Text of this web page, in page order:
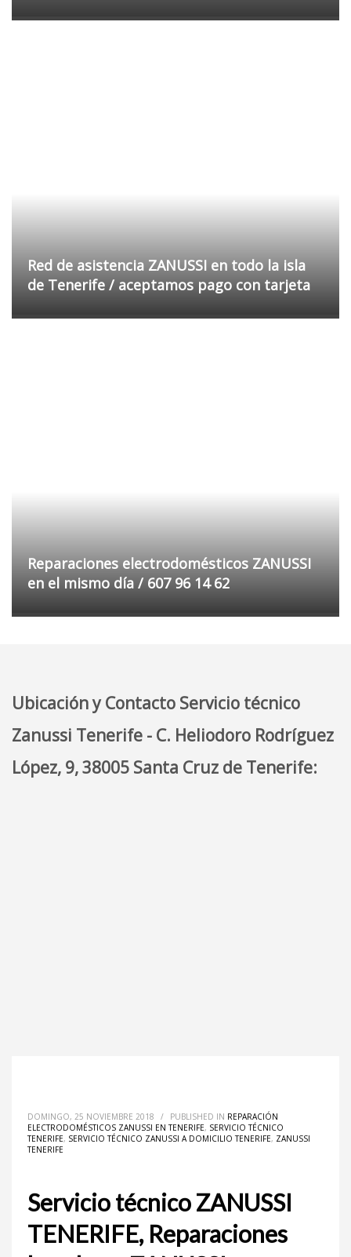
Red de asistencia ZANUSSI en todo la isla
de Tenerife / aceptamos pago con tarjeta
Reparaciones electrodomésticos ZANUSSI
en el mismo día / 607 96 14 62
Ubicación y Contacto Servicio técnico
Zanussi Tenerife - C. Heliodoro Rodríguez
López, 9, 38005 Santa Cruz de Tenerife:
DOMINGO, 25 NOVIEMBRE 2018 / PUBLISHED IN REPARACIÓN
ELECTRODOMÉSTICOS ZANUSSI EN TENERIFE, SERVICIO TÉCNICO
TENERIFE, SERVICIO TÉCNICO ZANUSSI A DOMICILIO TENERIFE, ZANUSSI
TENERIFE
Servicio técnico ZANUSSI
TENERIFE, Reparaciones